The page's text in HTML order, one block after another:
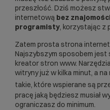
przeszłość. Dziś możesz
internetową bez
programisty, korzystając z
Zatem prosta strona
Najszybszym sposobem
kreator stron www.
witryny już w kilka minut, a
takie, które wspierane są
pracę jaką będziesz musiał
ograniczasz do minimum.